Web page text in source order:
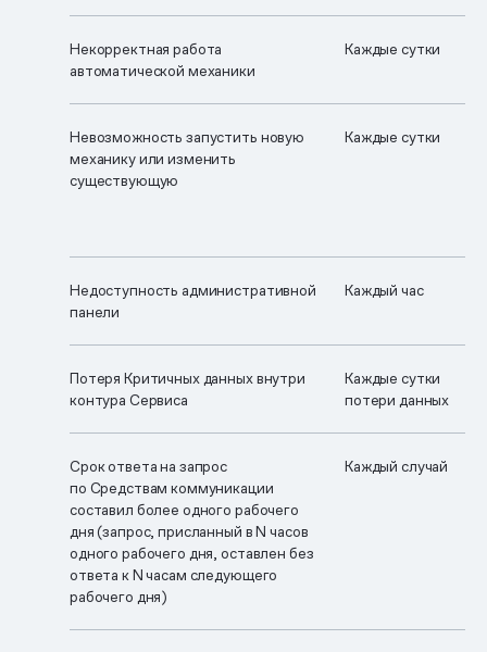
Некорректная работа
автоматической механики
Каждые сутки
Невозможность запустить новую
механику или изменить
существующую
Каждые сутки
Недоступность административной
панели
Каждый час
Потеря Критичных данных внутри
контура Сервиса
Каждые сутки
потери данных
Срок ответа на запрос
по Средствам коммуникации
составил более одного рабочего
дня (запрос, присланный в N часов
одного рабочего дня, оставлен без
ответа к N часам следующего
рабочего дня)
Каждый случай